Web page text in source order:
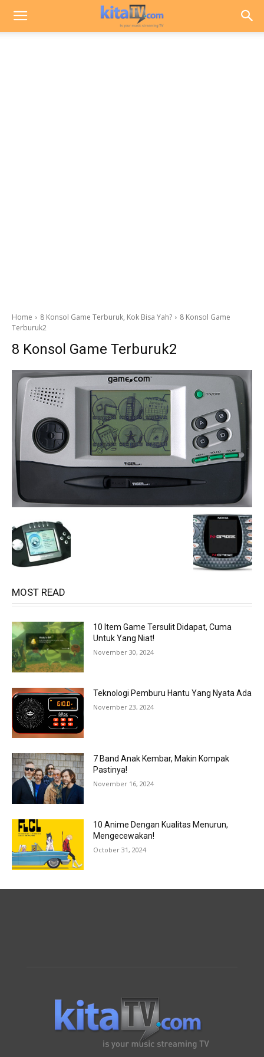
Home 8 Konsol Game Terburuk, Kok Bisa Yah?
8 Konsol Game
Terburuk2
8 Konsol Game Terburuk2
MOST READ
10 Item Game Tersulit Didapat, Cuma
Untuk Yang Niat!
November 30, 2024
Teknologi Pemburu Hantu Yang Nyata Ada
November 23, 2024
7 Band Anak Kembar, Makin Kompak
Pastinya!
November 16, 2024
10 Anime Dengan Kualitas Menurun,
Mengecewakan!
October 31, 2024